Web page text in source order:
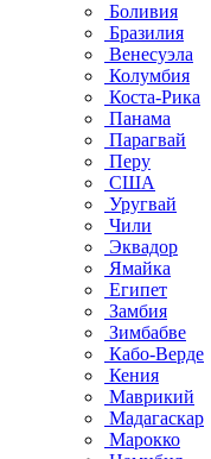
Боливия
Бразилия
Венесуэла
Колумбия
Коста-Рика
Панама
Парагвай
Перу
США
Уругвай
Чили
Эквадор
Ямайка
Египет
Замбия
Зимбабве
Кабо-Верде
Кения
Маврикий
Мадагаскар
Марокко